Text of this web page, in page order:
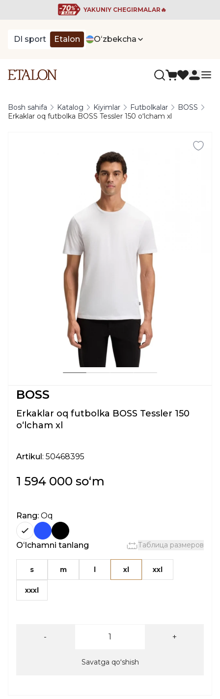
YAKUNIY CHEGIRMALAR🔥
DI sport Etalon Oʻzbekcha
Bosh sahifa Katalog Kiyimlar Futbolkalar
BOSS
Erkaklar oq futbolka BOSS Tessler 150 oʻlcham xl
BOSS
Erkaklar oq futbolka BOSS Tessler 150
oʻlcham xl
Artikul: 50468395
1 594 000 soʻm
Rang: Oq
Oʻlchamni tanlang Таблица размеров
s m l xl xxl
xxxl
- +
Savatga qoʻshish